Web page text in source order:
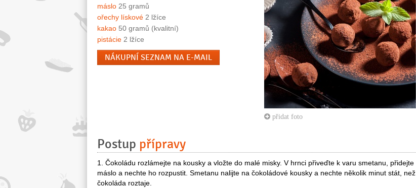
přidat foto
máslo 25 gramů
ořechy lískové 2 lžíce
kakao 50 gramů (kvalitní)
pistácie 2 lžíce
NÁKUPNÍ SEZNAM NA E-MAIL
Postup přípravy
1. Čokoládu rozlámejte na kousky a vložte do malé misky. V hrnci přiveďte k varu smetanu, přidejte
máslo a nechte ho rozpustit. Smetanu nalijte na čokoládové kousky a nechte několik minut stát, než
čokoláda roztaje.